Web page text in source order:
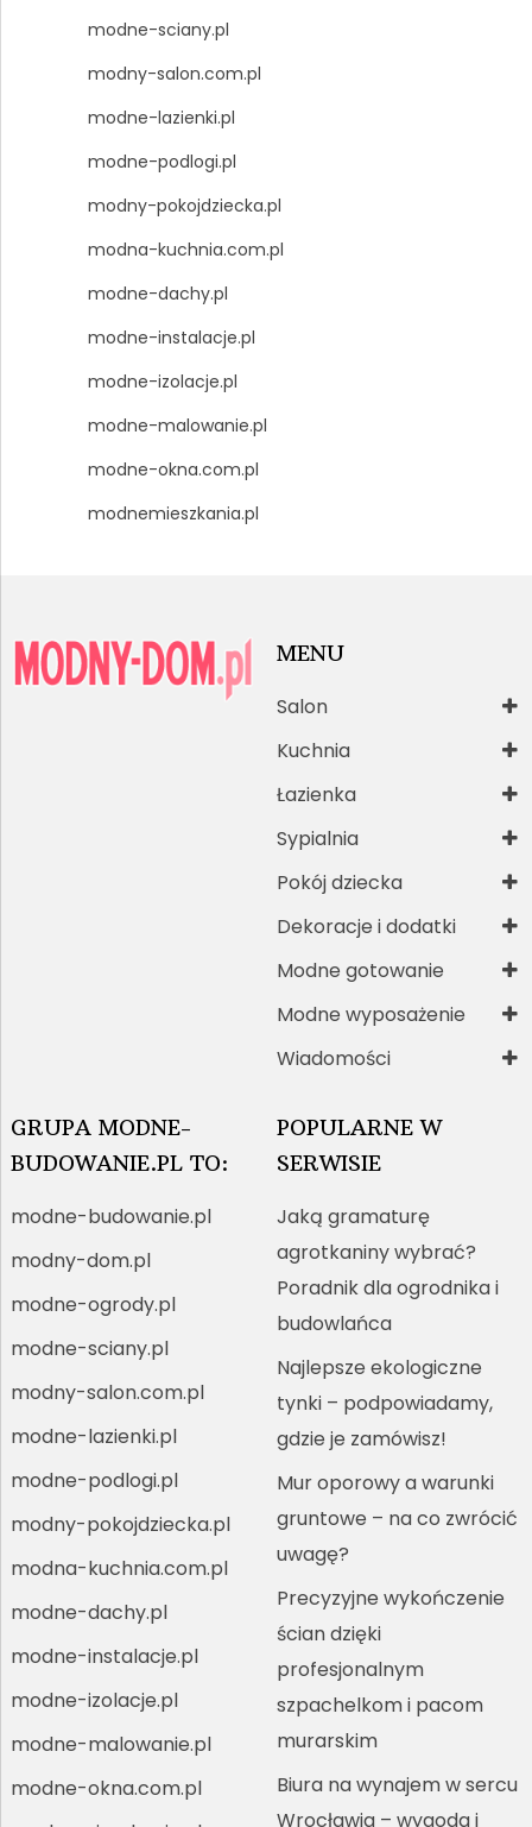
modne-sciany.pl
modny-salon.com.pl
modne-lazienki.pl
modne-podlogi.pl
modny-pokojdziecka.pl
modna-kuchnia.com.pl
modne-dachy.pl
modne-instalacje.pl
modne-izolacje.pl
modne-malowanie.pl
modne-okna.com.pl
modnemieszkania.pl
MENU
Salon
Kuchnia
Łazienka
Sypialnia
Pokój dziecka
Dekoracje i dodatki
Modne gotowanie
Modne wyposażenie
Wiadomości
GRUPA MODNE-
BUDOWANIE.PL TO:
modne-budowanie.pl
modny-dom.pl
modne-ogrody.pl
modne-sciany.pl
modny-salon.com.pl
modne-lazienki.pl
modne-podlogi.pl
modny-pokojdziecka.pl
modna-kuchnia.com.pl
modne-dachy.pl
modne-instalacje.pl
modne-izolacje.pl
modne-malowanie.pl
modne-okna.com.pl
POPULARNE W
SERWISIE
Jaką gramaturę
agrotkaniny wybrać?
Poradnik dla ogrodnika i
budowlańca
Najlepsze ekologiczne
tynki – podpowiadamy,
gdzie je zamówisz!
Mur oporowy a warunki
gruntowe – na co zwrócić
uwagę?
Precyzyjne wykończenie
ścian dzięki
profesjonalnym
szpachelkom i pacom
murarskim
Biura na wynajem w sercu
Wrocławia – wygoda i